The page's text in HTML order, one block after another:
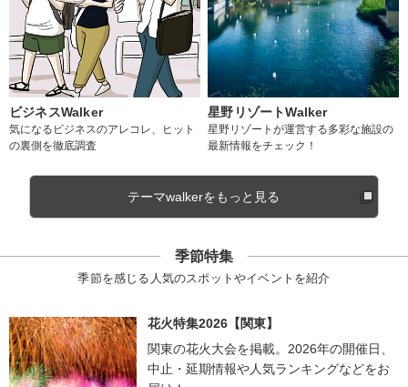
ビジネスWalker
気になるビジネスのアレコレ、ヒット
の裏側を徹底調査
星野リゾートWalker
星野リゾートが運営する多彩な施設の
最新情報をチェック！
テーマwalkerをもっと見る
季節特集
季節を感じる人気のスポットやイベントを紹介
花火特集2026【関東】
関東の花火大会を掲載。2026年の開催日、
中止・延期情報や人気ランキングなどをお